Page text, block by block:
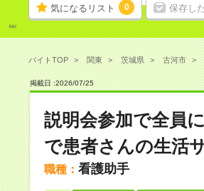
気になるリスト 0 保存し
バイトTOP 関東 茨城県 古河市
掲載日 :2026/07/25
説明会参加で全員
で患者さんの生活
職種： 看護助手